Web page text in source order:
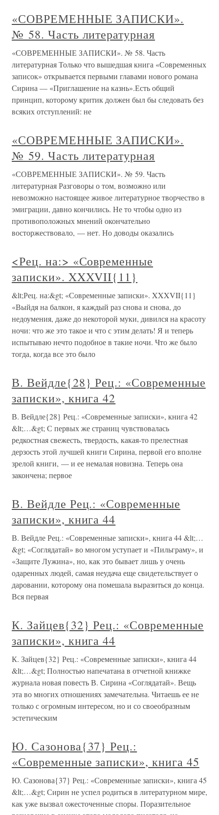
«СОВРЕМЕННЫЕ ЗАПИСКИ».
№ 58. Часть литературная
«СОВРЕМЕННЫЕ ЗАПИСКИ». № 58. Часть
литературная Только что вышедшая книга «Современных
записок» открывается первыми главами нового романа
Сирина — «Приглашение на казнь».Есть общий
принцип, которому критик должен был бы следовать без
всяких отступлений: не
«СОВРЕМЕННЫЕ ЗАПИСКИ».
№ 59. Часть литературная
«СОВРЕМЕННЫЕ ЗАПИСКИ». № 59. Часть
литературная Разговоры о том, возможно или
невозможно настоящее живое литературное творчество в
эмиграции, давно кончились. Не то чтобы одно из
противоположных мнений окончательно
восторжествовало, — нет. Но доводы оказались
<Рец. на:> «Современные
записки». XXXVII{11}
&lt;Рец. на:&gt; «Современные записки». XXXVII{11}
«Выйдя на балкон, я каждый раз снова и снова, до
недоумения, даже до некоторой муки, дивился на красоту
ночи: что же это такое и что с этим делать! Я и теперь
испытываю нечто подобное в такие ночи. Что же было
тогда, когда все это было
В. Вейдле{28} Рец.: «Современные
записки», книга 42
В. Вейдле{28} Рец.: «Современные записки», книга 42
&lt;…&gt; С первых же страниц чувствовалась
редкостная свежесть, твердость, какая-то прелестная
дерзость этой лучшей книги Сирина, первой его вполне
зрелой книги, — и ее немалая новизна. Теперь она
закончена; первое
В. Вейдле Рец.: «Современные
записки», книга 44
В. Вейдле Рец.: «Современные записки», книга 44 &lt;…
&gt; «Соглядатай» во многом уступает и «Пильграму», и
«Защите Лужина», но, как это бывает лишь у очень
одаренных людей, самая неудача еще свидетельствует о
даровании, которому она помешала выразиться до конца.
Вся первая
К. Зайцев{32} Рец.: «Современные
записки», книга 44
К. Зайцев{32} Рец.: «Современные записки», книга 44
&lt;…&gt; Полностью напечатана в отчетной книжке
журнала новая повесть В. Сирина «Соглядатай». Вещь
эта во многих отношениях замечательна. Читаешь ее не
только с огромным интересом, но и со своеобразным
эстетическим
Ю. Сазонова{37} Рец.:
«Современные записки», книга 45
Ю. Сазонова{37} Рец.: «Современные записки», книга 45
&lt;…&gt; Сирин не успел родиться в литературном мире,
как уже вызвал ожесточенные споры. Поразительное